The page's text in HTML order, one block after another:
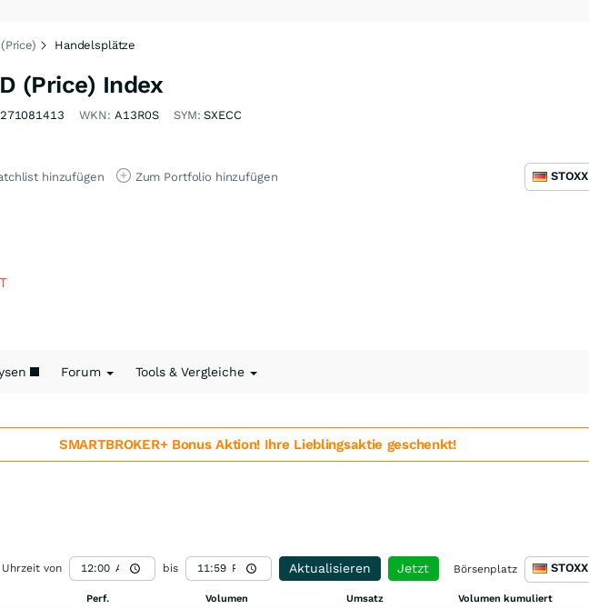
Handelsplätze
(Price) Index
WKN: A13R0S SYM:SXECC
hinzufügen Zum Portfolio hinzufügen STOXX
Forum Tools & Vergleiche
SMARTBROKER+ Bonus Aktion! Ihre Lieblingsaktie geschenkt!
Uhrzeit von bis Aktualisieren Jetzt Börsenplatz STOXX
Perf. Volumen Umsatz Volumen kumuliert